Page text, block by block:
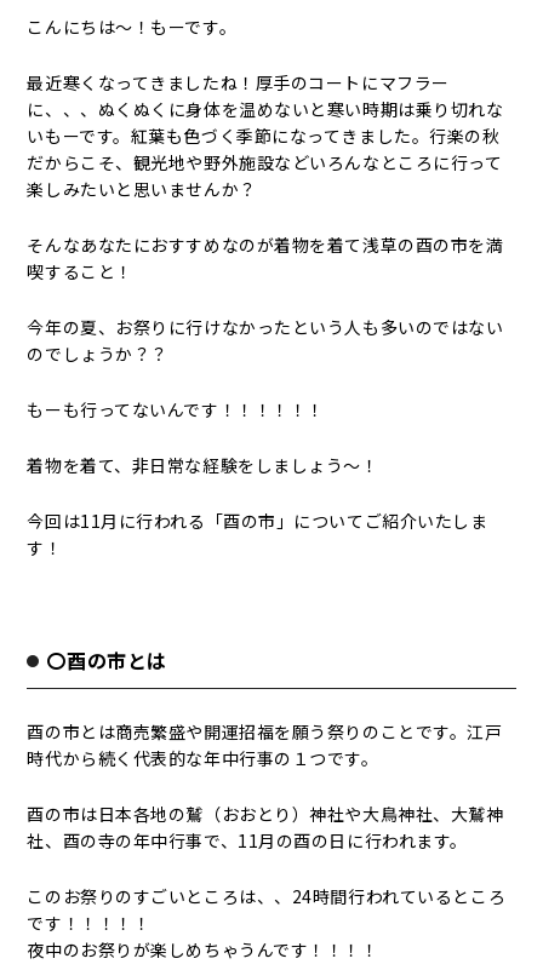
こんにちは～！もーです。
最近寒くなってきましたね！厚手のコートにマフラー
に、、、ぬくぬくに身体を温めないと寒い時期は乗り切れな
いもーです。紅葉も色づく季節になってきました。行楽の秋
だからこそ、観光地や野外施設などいろんなところに行って
楽しみたいと思いませんか？
そんなあなたにおすすめなのが着物を着て浅草の酉の市を満
喫すること！
今年の夏、お祭りに行けなかったという人も多いのではない
のでしょうか？？
もーも行ってないんです！！！！！！
着物を着て、非日常な経験をしましょう〜！
今回は11月に行われる「酉の市」についてご紹介いたしま
す！
〇酉の市とは
酉の市とは商売繁盛や開運招福を願う祭りのことです。江戸
時代から続く代表的な年中行事の１つです。
酉の市は日本各地の鷲（おおとり）神社や大鳥神社、大鷲神
社、酉の寺の年中行事で、11月の酉の日に行われます。
このお祭りのすごいところは、、24時間行われているところ
です！！！！！
夜中のお祭りが楽しめちゃうんです！！！！